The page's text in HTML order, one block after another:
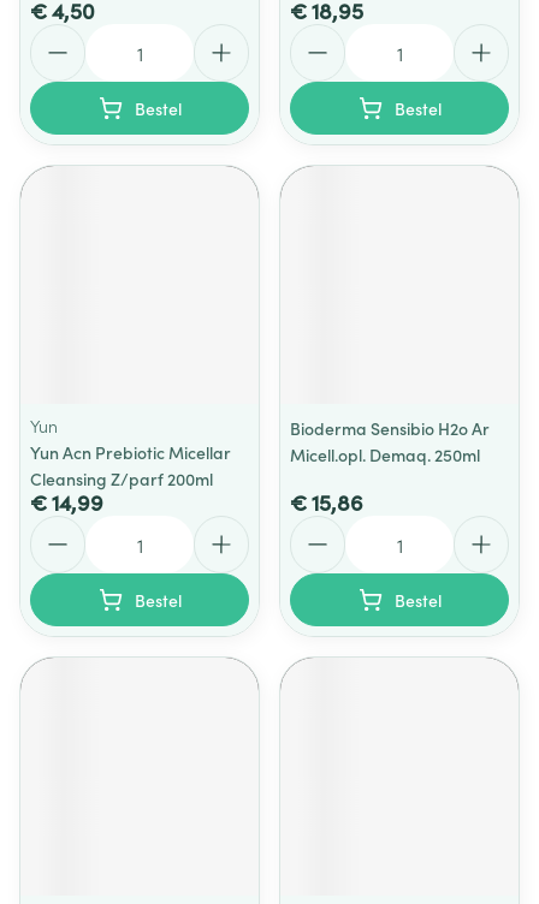
€ 4,50
Bestel
€ 18,95
Bestel
Yun
Yun Acn Prebiotic Micellar
Cleansing Z/parf 200ml
€ 14,99
Bestel
Bioderma Sensibio H2o Ar
Micell.opl. Demaq. 250ml
€ 15,86
Bestel